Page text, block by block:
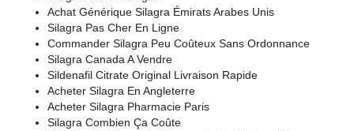
Achat Générique Silagra Émirats Arabes Unis
Silagra Pas Cher En Ligne
Commander Silagra Peu Coûteux Sans Ordonnance
Silagra Canada A Vendre
Sildenafil Citrate Original Livraison Rapide
Acheter Silagra En Angleterre
Acheter Silagra Pharmacie Paris
Silagra Combien Ça Coûte